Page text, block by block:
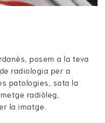
posem a la teva
radiologia per a
patologies, sota la
radiòleg,
la imatge.